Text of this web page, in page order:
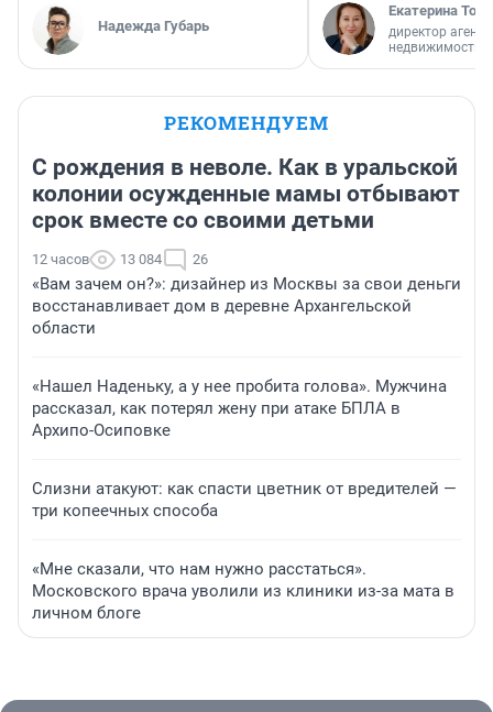
Надежда Губарь
Екатерина
директор
недвижимости
РЕКОМЕНДУЕМ
С рождения в неволе. Как в уральской
колонии осужденные мамы отбывают
срок вместе со своими детьми
12 часов 13 084 26
«Вам зачем он?»: дизайнер из Москвы за свои деньги
восстанавливает дом в деревне Архангельской
области
«Нашел Наденьку, а у нее пробита голова». Мужчина
рассказал, как потерял жену при атаке БПЛА в
Архипо-Осиповке
Слизни атакуют: как спасти цветник от вредителей —
три копеечных способа
«Мне сказали, что нам нужно расстаться».
Московского врача уволили из клиники из-за мата в
личном блоге